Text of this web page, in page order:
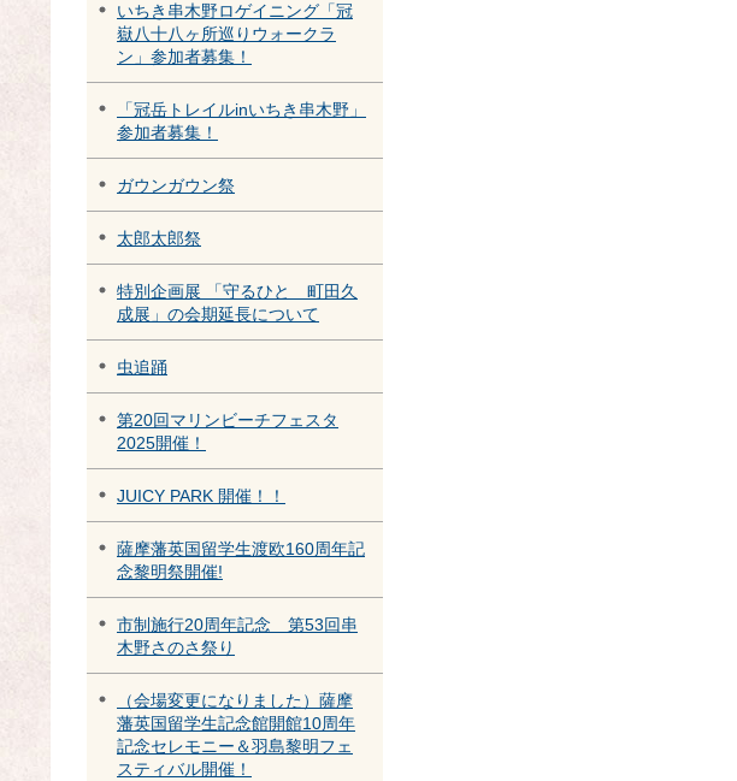
いちき串木野ロゲイニング「冠
嶽八十八ヶ所巡りウォークラ
ン」参加者募集！
「冠岳トレイルinいちき串木野」
参加者募集！
ガウンガウン祭
太郎太郎祭
特別企画展 「守るひと 町田久
成展」の会期延長について
虫追踊
第20回マリンビーチフェスタ
2025開催！
JUICY PARK 開催！！
薩摩藩英国留学生渡欧160周年記
念黎明祭開催!
市制施行20周年記念 第53回串
木野さのさ祭り
（会場変更になりました）薩摩
藩英国留学生記念館開館10周年
記念セレモニー＆羽島黎明フェ
スティバル開催！